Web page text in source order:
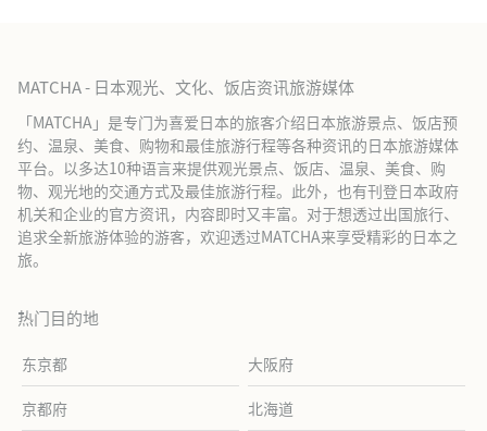
MATCHA - 日本观光、文化、饭店资讯旅游媒体
「MATCHA」是专门为喜爱日本的旅客介绍日本旅游景点、饭店预
约、温泉、美食、购物和最佳旅游行程等各种资讯的日本旅游媒体
平台。以多达10种语言来提供观光景点、饭店、温泉、美食、购
物、观光地的交通方式及最佳旅游行程。此外，也有刊登日本政府
机关和企业的官方资讯，内容即时又丰富。对于想透过出国旅行、
追求全新旅游体验的游客，欢迎透过MATCHA来享受精彩的日本之
旅。
热门目的地
东京都 大阪府
京都府 北海道